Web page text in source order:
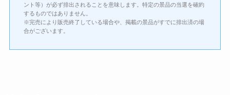
ント等）が必ず排出されることを意味します。特定の景品の当選を確約
するものではありません。
※完売により販売終了している場合や、掲載の景品がすでに排出済の場
合がございます。